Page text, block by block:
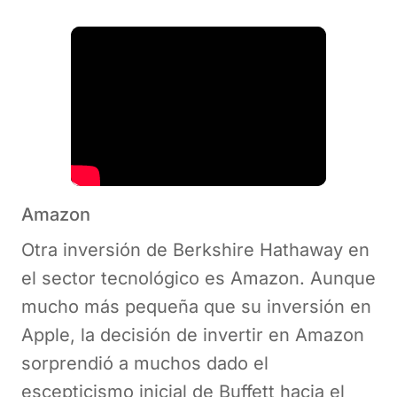
Amazon
Otra inversión de Berkshire Hathaway en
el sector tecnológico es Amazon. Aunque
mucho más pequeña que su inversión en
Apple, la decisión de invertir en Amazon
sorprendió a muchos dado el
escepticismo inicial de Buffett hacia el